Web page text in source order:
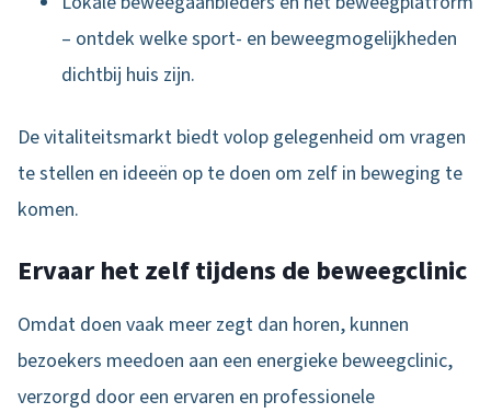
– ontdek welke sport- en beweegmogelijkheden
dichtbij huis zijn.
De vitaliteitsmarkt biedt volop gelegenheid om vragen
te stellen en ideeën op te doen om zelf in beweging te
komen.
Ervaar het zelf tijdens de beweegclinic
Omdat doen vaak meer zegt dan horen, kunnen
bezoekers meedoen aan een energieke beweegclinic,
verzorgd door een ervaren en professionele